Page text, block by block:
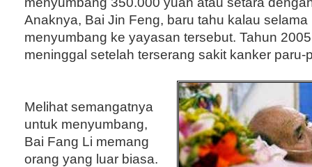
Anaknya, Bai Jin Feng, baru tahu kalau
menyumbang ke yayasan tersebut. Tahun
meninggal setelah terserang sakit kanker paru-
Melihat semangatnya
untuk menyumbang,
Bai Fang Li memang
orang yang luar biasa.